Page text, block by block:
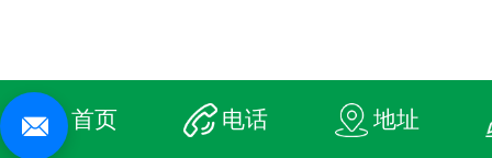
首页 电话 地址